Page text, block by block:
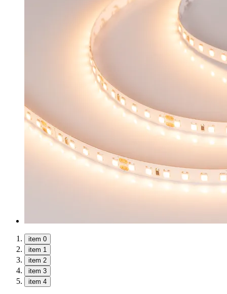
item 0
item 1
item 2
item 3
item 4